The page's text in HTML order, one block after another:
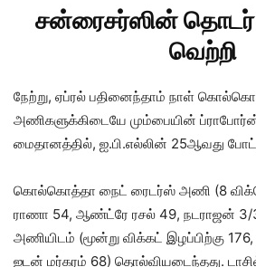
சன்ரைசர்ஸின் தொடர்
வெற்றி
நேற்று, ஏப்ரல் பதினைந்தாம் நாள்
அணிகளுக்கிடையே மும்பையின் ப்ராபோர்ன்
மைதானத்தில், ஐ.பி.எல்லின் 25ஆவது
கொல்கொத்தா நைட் ரைடர்ஸ் அணி (8
ராணா 54, ஆண்ட்ரே ரசல் 49, நடராஜன்
அணியிடம் (மூன்று விக்கட் இழப்பிற்கு 176,
ஐடன் மர்கரம் 68) தொல்வியடைந்தது.